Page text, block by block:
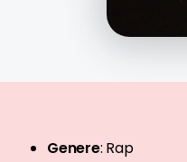
Genere: Rap